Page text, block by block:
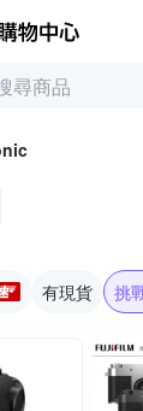
有現貨 挑